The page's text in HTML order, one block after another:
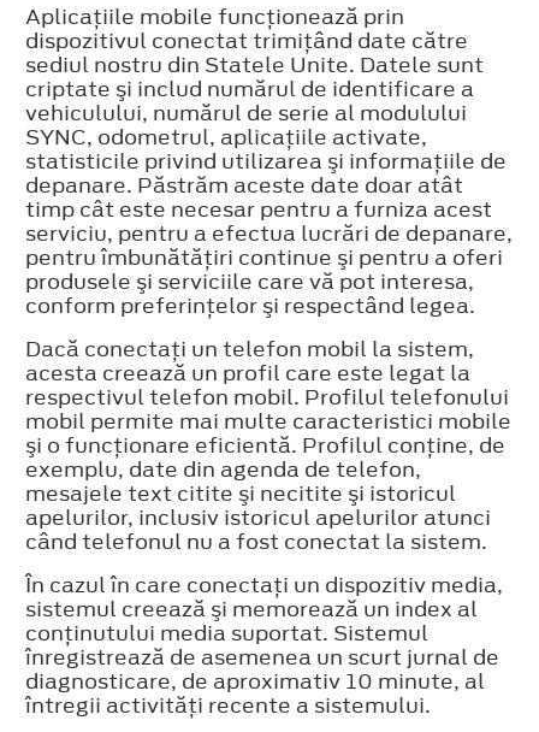
Aplicaţiile mobile funcţionează prin
dispozitivul conectat trimiţând date către
sediul nostru din Statele Unite. Datele sunt
criptate şi includ numărul de identificare a
vehiculului, numărul de serie al modulului
SYNC, odometrul, aplicaţiile activate,
statisticile privind utilizarea şi informaţiile de
depanare. Păstrăm aceste date doar atât
timp cât este necesar pentru a furniza acest
serviciu, pentru a efectua lucrări de depanare,
pentru îmbunătăţiri continue şi pentru a oferi
produsele şi serviciile care vă pot interesa,
conform preferinţelor şi respectând legea.
Dacă conectaţi un telefon mobil la sistem,
acesta creează un profil care este legat la
respectivul telefon mobil. Profilul telefonului
mobil permite mai multe caracteristici mobile
şi o funcţionare eficientă. Profilul conţine, de
exemplu, date din agenda de telefon,
mesajele text citite şi necitite şi istoricul
apelurilor, inclusiv istoricul apelurilor atunci
când telefonul nu a fost conectat la sistem.
În cazul în care conectaţi un dispozitiv media,
sistemul creează şi memorează un index al
conţinutului media suportat. Sistemul
înregistrează de asemenea un scurt jurnal de
diagnosticare, de aproximativ 10 minute, al
întregii activităţi recente a sistemului.